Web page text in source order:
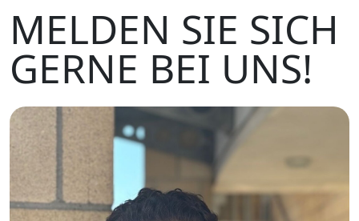
MELDEN SIE SICH
GERNE BEI UNS!